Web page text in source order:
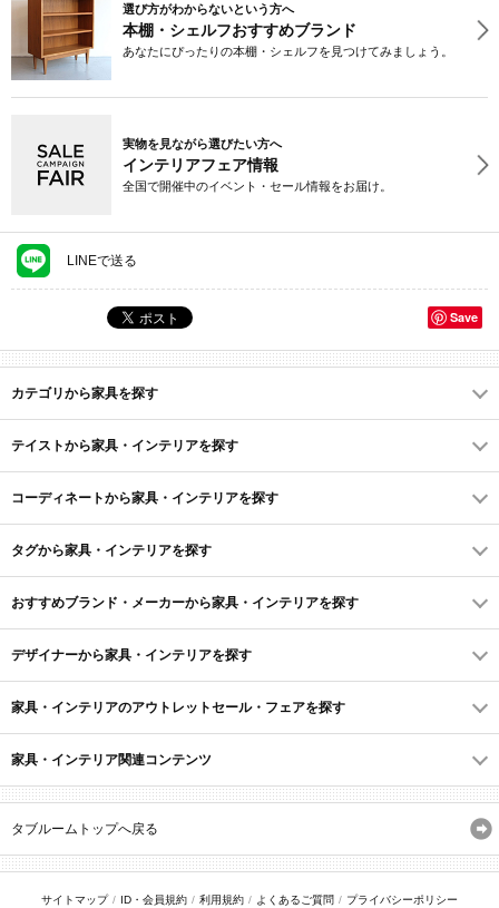
選び方がわからないという方へ
本棚・シェルフおすすめブランド
あなたにぴったりの本棚・シェルフを見つけてみましょう。
実物を見ながら選びたい方へ
インテリアフェア情報
全国で開催中のイベント・セール情報をお届け。
LINEで送る
Save
カテゴリから家具を探す
テイストから家具・インテリアを探す
コーディネートから家具・インテリアを探す
タグから家具・インテリアを探す
おすすめブランド・メーカーから家具・インテリアを探す
デザイナーから家具・インテリアを探す
家具・インテリアのアウトレットセール・フェアを探す
家具・インテリア関連コンテンツ
タブルームトップへ戻る
サイトマップ ID・会員規約 利用規約 よくあるご質問 プライバシーポリシー